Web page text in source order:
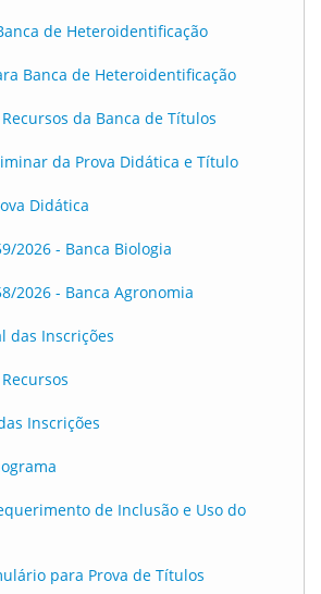
de Heteroidentificação
Banca de Heteroidentificação
da Banca de Títulos
da Prova Didática e Título
Didática
2026 - Banca Biologia
2026 - Banca Agronomia
das Inscrições
Inscrições
de Inclusão e Uso do
para Prova de Títulos